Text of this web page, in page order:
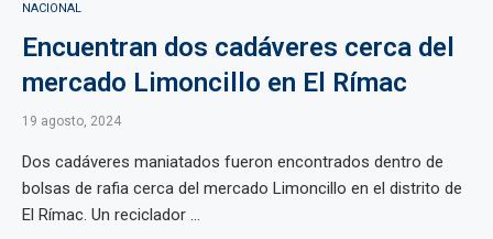
NACIONAL
Encuentran dos cadáveres cerca del
mercado Limoncillo en El Rímac
19 agosto, 2024
Dos cadáveres maniatados fueron encontrados dentro de
bolsas de rafia cerca del mercado Limoncillo en el distrito de
El Rímac. Un reciclador ...